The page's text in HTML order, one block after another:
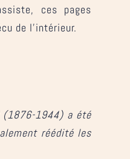
ces pages
de l’intérieur.
(1876-1944) a été
réédité les